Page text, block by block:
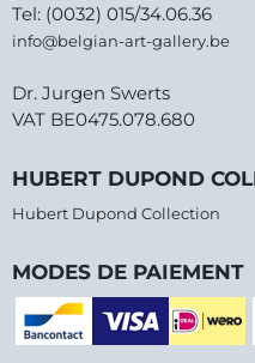
Tel: (0032) 015/34.06.36
info@belgian-art-gallery.be
Dr. Jurgen Swerts
VAT BE0475.078.680
HUBERT DUPOND
Hubert Dupond Collection
MODES DE PAIEMENT